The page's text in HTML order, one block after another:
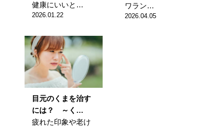
健康にいいと…
2026.01.22
ワラン…
2026.04.05
目元のくまを治す
には？ ～く…
疲れた印象や老け